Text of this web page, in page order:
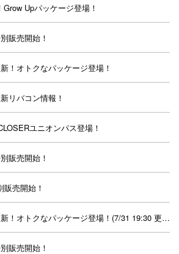
Grow Upパッケージ登場！
販売開始！
！オトクなパッケージ登場！
リバコン情報！
ユニオンパス登場！
販売開始！
販売開始！
7/31(木)更新！オトクなパッケージ登場！(7/31 19:30 更新)
販売開始！